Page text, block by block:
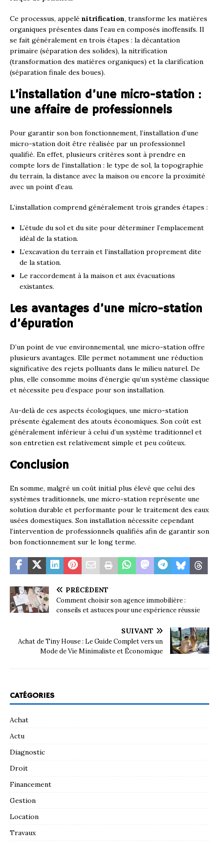
Ce processus, appelé nitrification, transforme les matières
organiques présentes dans l’eau en composés inoffensifs. Il
se fait généralement en trois étapes : la décantation
primaire (séparation des solides), la nitrification
(transformation des matières organiques) et la clarification
(séparation finale des boues).
L’installation d’une micro-station :
une affaire de professionnels
Pour garantir son bon fonctionnement, l’installation d’une
micro-station doit être réalisée par un professionnel
qualifié. En effet, plusieurs critères sont à prendre en
compte lors de l’installation : le type de sol, la topographie
du terrain, la distance avec la maison ou encore la proximité
avec un point d’eau.
L’installation comprend généralement trois grandes étapes :
L’étude du sol et du site pour déterminer l’emplacement
idéal de la station.
L’excavation du terrain et l’installation proprement dite
de la station.
Le raccordement à la maison et aux évacuations
existantes.
Les avantages d’une micro-station
d’épuration
D’un point de vue environnemental, une micro-station offre
plusieurs avantages. Elle permet notamment une réduction
significative des rejets polluants dans le milieu naturel. De
plus, elle consomme moins d’énergie qu’un système classique
et nécessite peu d’espace pour son installation.
Au-delà de ces aspects écologiques, une micro-station
présente également des atouts économiques. Son coût est
généralement inférieur à celui d’un système traditionnel et
son entretien est relativement simple et peu coûteux.
Conclusion
En somme, malgré un coût initial plus élevé que celui des
systèmes traditionnels, une micro-station représente une
solution durable et performante pour le traitement des eaux
usées domestiques. Son installation nécessite cependant
l’intervention de professionnels qualifiés afin de garantir son
bon fonctionnement sur le long terme.
PRÉCÉDENT
Comment choisir son agence immobilière :
conseils et astuces pour une expérience réussie
SUIVANT
Achat de Tiny House : Le Guide Complet vers un
Mode de Vie Minimaliste et Économique
CATÉGORIES
Achat
Actu
Diagnostic
Droit
Financement
Gestion
Location
Travaux